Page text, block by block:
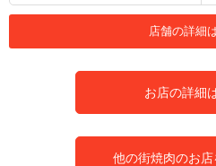
店舗の詳細
お店の詳細
他の街焼肉のお店